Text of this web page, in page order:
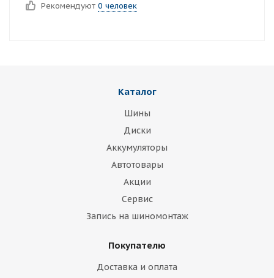
Рекомендуют 0 человек
Каталог
Шины
Диски
Аккумуляторы
Автотовары
Акции
Сервис
Запись на шиномонтаж
Покупателю
Доставка и оплата